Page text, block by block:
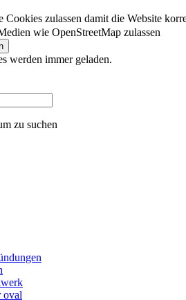
Cookies zulassen damit die Website
wie OpenStreetMap zulassen
werden immer geladen.
zu suchen
oval